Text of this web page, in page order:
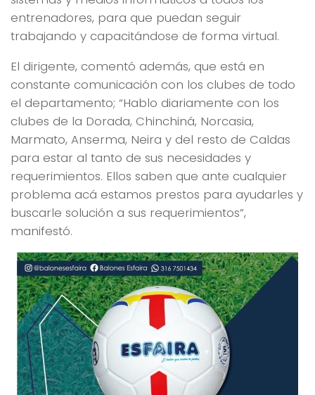
entrenadores, para que puedan seguir
trabajando y capacitándose de forma virtual.
El dirigente, comentó además, que está en
constante comunicación con los clubes de todo
el departamento; “Hablo diariamente con los
clubes de la Dorada, Chinchiná, Norcasia,
Marmato, Anserma, Neira y del resto de Caldas
para estar al tanto de sus necesidades y
requerimientos. Ellos saben que ante cualquier
problema acá estamos prestos para ayudarles y
buscarle solución a sus requerimientos”,
manifestó.